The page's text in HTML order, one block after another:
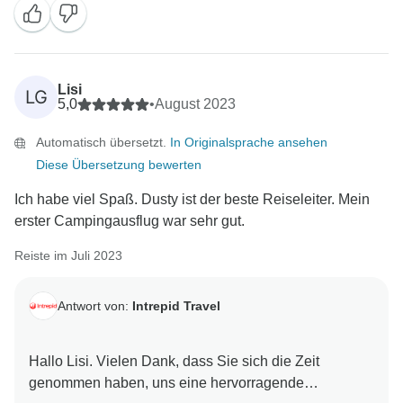
kalkuliert waren (mit einem kleinen Nachschlag am
Ende!). Vielen Dank für die Empfehlung, wir hoffen,
LG
Lisi
5,0
•August 2023
Automatisch übersetzt. In Originalsprache ansehen
Diese Übersetzung bewerten
Ich habe viel Spaß. Dusty ist der beste Reiseleiter. Mein
erster Campingausflug war sehr gut.
Reiste im Juli 2023
Antwort von: Intrepid Travel
Hallo Lisi. Vielen Dank, dass Sie sich die Zeit
genommen haben, uns eine hervorragende